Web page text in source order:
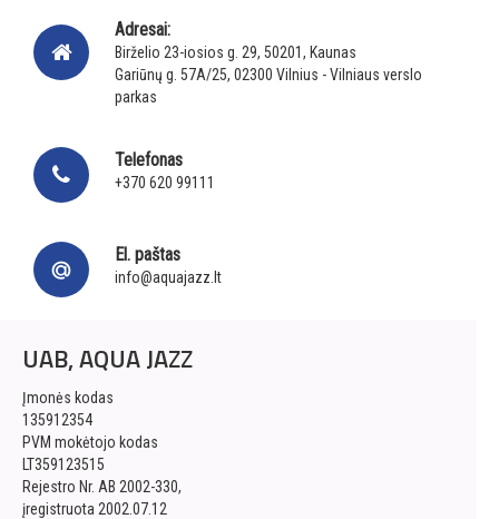
Adresai:
Birželio 23-iosios g. 29, 50201, Kaunas
Gariūnų g. 57A/25, 02300 Vilnius - Vilniaus verslo
parkas
Telefonas
+370 620 99111
El. paštas
info@aquajazz.lt
UAB, AQUA JAZZ
Įmonės kodas
135912354
PVM mokėtojo kodas
LT359123515
Rejestro Nr. AB 2002-330,
įregistruota 2002.07.12